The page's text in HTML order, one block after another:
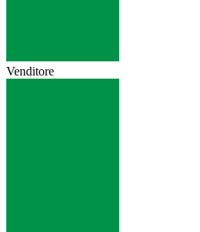
Venditore